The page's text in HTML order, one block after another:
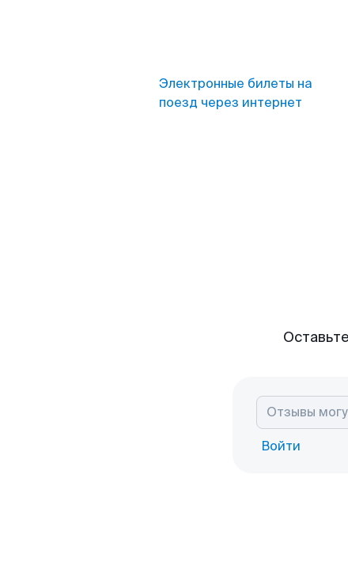
Электронные билеты на
поезд через интернет
Войти